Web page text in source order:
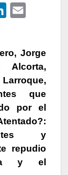
Li
e
dI
n
Jorge
Alcorta,
que
por el
y
repudio
y el